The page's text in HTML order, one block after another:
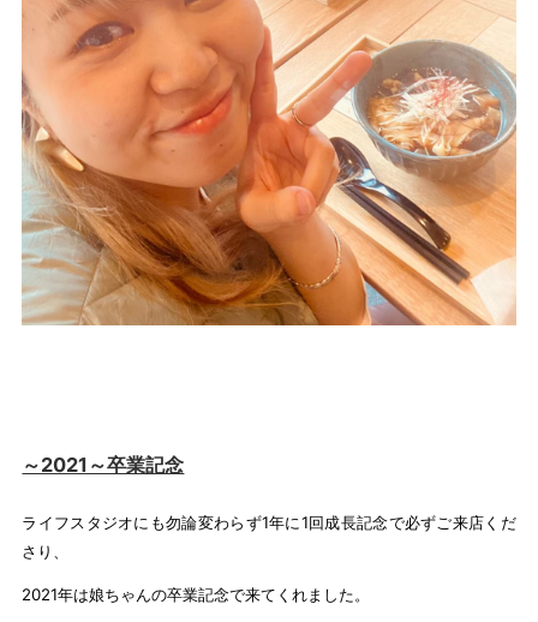
～2021～卒業記念
ライフスタジオにも勿論変わらず1年に1回成長記念で必ずご来店くだ
さり、
2021年は娘ちゃんの卒業記念で来てくれました。